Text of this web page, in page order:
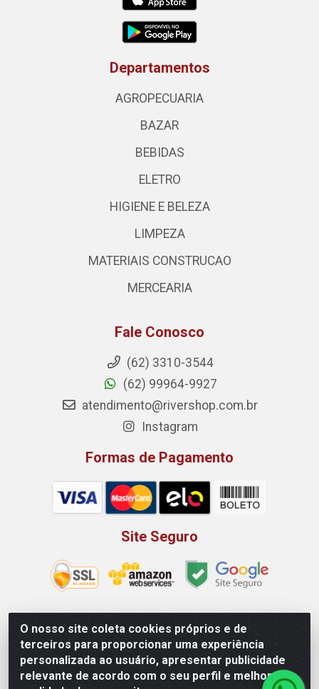
O nosso site coleta cookies próprios e de
terceiros para proporcionar uma experiência
personalizada ao usuário, apresentar publicidade
relevante de acordo com o seu perfil e melhorar a
Departamentos
AGROPECUARIA
BAZAR
BEBIDAS
ELETRO
HIGIENE E BELEZA
LIMPEZA
MATERIAIS CONSTRUCAO
MERCEARIA
Fale Conosco
(62) 3310-3544
(62) 99964-9927
atendimento@rivershop.com.br
Instagram
Formas de Pagamento
Site Seguro
Rio Vermelho Distribuição de Alimentos LTDA - Rodovia BR,
153, KM 52 N 00 QD 00 LT 16 - Bairro Jardim Eldorado,
Anápolis/GO - CEP 75.045-190 - CNPJ 10.912.900/0002-40